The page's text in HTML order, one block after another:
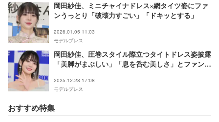
岡田紗佳、ミニチャイナドレス×網タイツ姿にファ
ンうっとり「破壊力すごい」「ドキッとする」
2026.01.05 11:03
モデルプレス
岡田紗佳、圧巻スタイル際立つタイトドレス姿披露
「美脚がまぶしい」「息を呑む美しさ」とファン熱
2025.12.28 17:08
モデルプレス
おすすめ特集